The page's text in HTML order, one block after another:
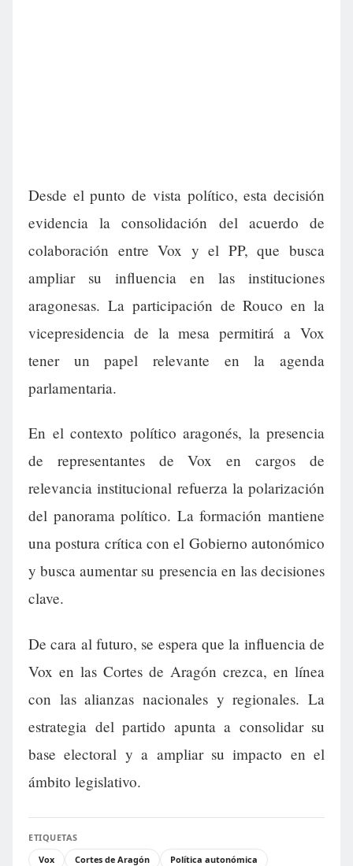
Desde el punto de vista político, esta decisión
evidencia la consolidación del acuerdo de
colaboración entre Vox y el PP, que busca
ampliar su influencia en las instituciones
aragonesas. La participación de Rouco en la
vicepresidencia de la mesa permitirá a Vox
tener un papel relevante en la agenda
parlamentaria.
En el contexto político aragonés, la presencia
de representantes de Vox en cargos de
relevancia institucional refuerza la polarización
del panorama político. La formación mantiene
una postura crítica con el Gobierno autonómico
y busca aumentar su presencia en las decisiones
clave.
De cara al futuro, se espera que la influencia de
Vox en las Cortes de Aragón crezca, en línea
con las alianzas nacionales y regionales. La
estrategia del partido apunta a consolidar su
base electoral y a ampliar su impacto en el
ámbito legislativo.
ETIQUETAS
Vox
Cortes de Aragón
Política autonómica